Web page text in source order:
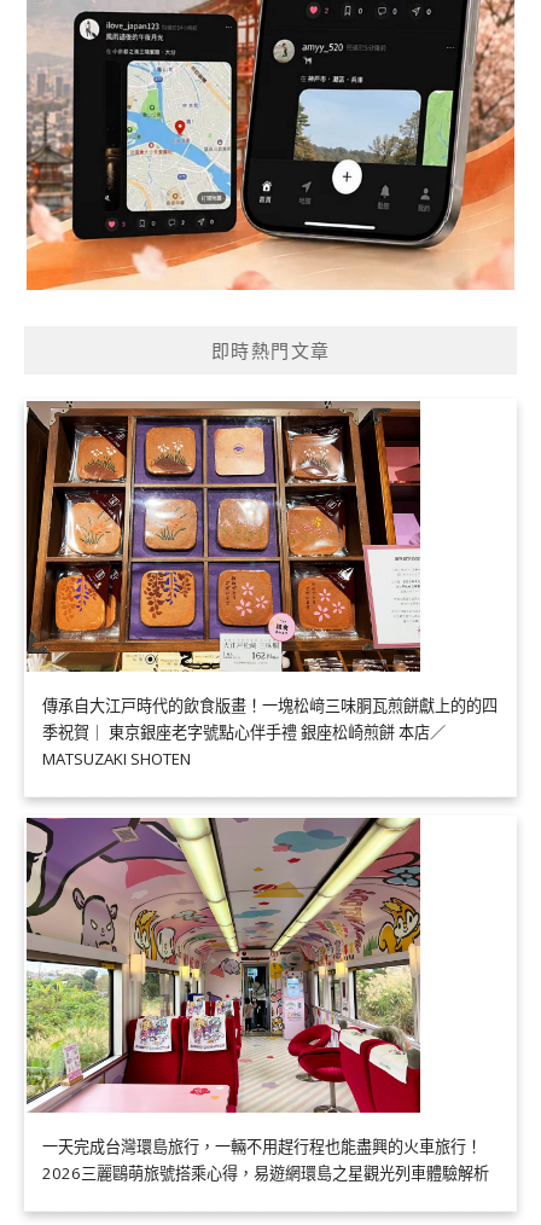
即時熱門文章
傳承自大江戸時代的飲食版畫！一塊松﨑三味胴瓦煎餅獻上的的四
季祝賀｜ 東京銀座老字號點心伴手禮 銀座松崎煎餅 本店／
MATSUZAKI SHOTEN
一天完成台灣環島旅行，一輛不用趕行程也能盡興的火車旅行！
2026三麗鷗萌旅號搭乘心得，易遊網環島之星觀光列車體驗解析